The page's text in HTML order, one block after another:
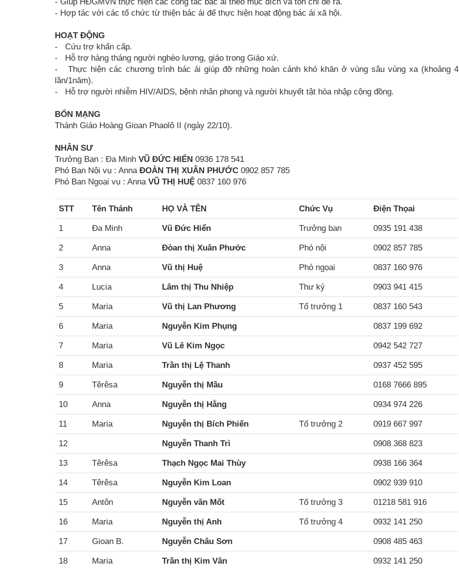
- Hợp tác với các tổ chức từ thiện bác ái để thực hiện hoạt động bác ái xã hội.
HOẠT ĐỘNG
- Cứu trợ khẩn cấp.
- Hỗ trợ hàng tháng người nghèo lương, giáo trong Giáo xứ.
- Thực hiện các chương trình bác ái giúp đỡ những hoàn cảnh khó khăn ở vùng sâu vùng xa (khoảng 4
lần/1năm).
- Hỗ trợ người nhiễm HIV/AIDS, bệnh nhân phong và người khuyết tật hòa nhập cộng đồng.
BỔN MẠNG
Thánh Giáo Hoàng Gioan Phaolô II (ngày 22/10).
NHÂN SƯ
Trưởng Ban : Đa Minh VŨ ĐỨC HIỂN 0936 178 541
Phó Ban Nội vụ : Anna ÐOÀN THỊ XUÂN PHƯỚC 0902 857 785
Phó Ban Ngoại vụ : Anna VŨ THỊ HUỆ 0837 160 976
STT Tên Thánh HỌ VÀ TÊN Chức Vụ Điện Thọai
1 Đa Minh Vũ Đức Hiển Trưởng ban 0935 191 438
2 Anna Đòan thị Xuân Phước Phó nội 0902 857 785
3 Anna Vũ thị Huệ Phó ngọai 0837 160 976
4 Lucia Lâm thị Thu Nhiệp Thư ký 0903 941 415
5 Maria Vũ thị Lan Phương Tổ trưởng 1 0837 160 543
6 Maria Nguyễn Kim Phụng 0837 199 692
7 Maria Vũ Lê Kim Ngọc 0942 542 727
8 Maria Trần thị Lệ Thanh 0937 452 595
9 Têrêsa Nguyễn thị Mầu 0168 7666 895
10 Anna Nguyễn thị Hằng 0934 974 226
11 Maria Nguyễn thị Bích Phiến Tổ trưởng 2 0919 667 997
12 Nguyễn Thanh Trì 0908 368 823
13 Têrêsa Thạch Ngọc Mai Thùy 0938 166 364
14 Têrêsa Nguyễn Kim Loan 0902 939 910
15 Antôn Nguyễn văn Mốt Tổ trưởng 3 01218 581 916
16 Maria Nguyễn thị Anh Tổ trưởng 4 0932 141 250
17 Gioan B. Nguyễn Châu Sơn 0908 485 463
18 Maria Trần thị Kim Vân 0932 141 250